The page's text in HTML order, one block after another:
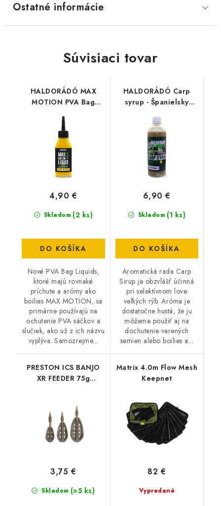
Ostatné informácie
Súvisiaci tovar
HALDORÁDÓ MAX
MOTION PVA Bag
Corn
Skladom (2 ks)
4,90 €
DO KOŠÍKA
Nové PVA Bag Liquids,
ktoré majú rovnaké
príchute a arómy ako
boilies MAX MOTION, sa
primárne používajú na
ochutenie PVA sáčkov a
slučiek, ako už z ich názvu
vyplýva. Samozrejme...
HALDORÁDÓ Carp
syrup - Španielsky
Skladom (1 ks)
6,90 €
DO KOŠÍKA
Aromatická rada Carp
Sirup je obzvlášť účinná
pri selektívnom love
veľkých rýb. Aróma je
dostatočne hustá, že ju
môžeme použiť aj na
dochutenie varených
semien alebo boilies a...
PRESTON ICS BANJO
XR FEEDER 75g
Skladom (>5 ks)
3,75 €
Matrix 4.0m Flow Mesh
Keepnet
Vypredané
82 €